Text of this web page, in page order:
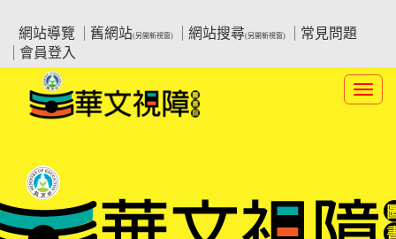
要
網站導覽
舊網站(另開新視窗) 網站搜尋(另開新視窗)
常見問題
會員登入